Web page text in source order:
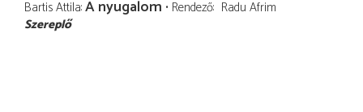
Bartis Attila A nyugalom Rendező Radu Afrim
Szereplő